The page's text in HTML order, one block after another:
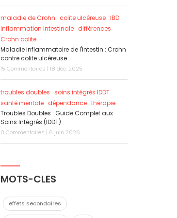
maladie de Crohn colite ulcéreuse IBD
inflammation intestinale
différences
Crohn colite
Maladie inflammatoire de l'intestin : Crohn
contre colite ulcéreuse
15 Commentaires | 18 déc. 2025
troubles doubles soins intégrés IDDT
santé mentale
dépendance thérapie
Troubles Doubles : Guide Complet aux
Soins Intégrés (IDDT)
0 Commentaires | 6 juin 2026
MOTS-CLES
effets secondaires